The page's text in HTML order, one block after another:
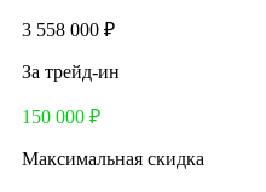
3 558 000 ₽
За трейд-ин
150 000 ₽
Максимальная скидка